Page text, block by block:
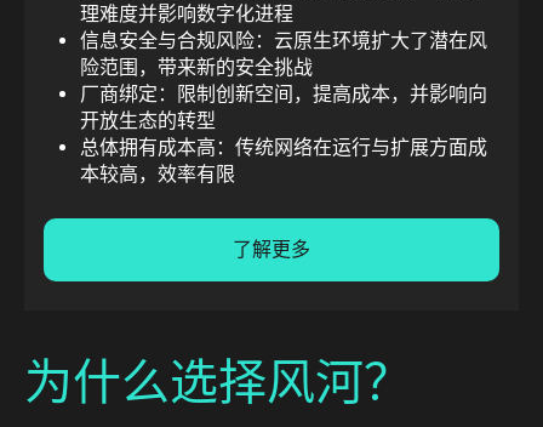
理难度并影响数字化进程
信息安全与合规风险：云原生环境扩大了潜在风
险范围，带来新的安全挑战
厂商绑定：限制创新空间，提高成本，并影响向
开放生态的转型
总体拥有成本高：传统网络在运行与扩展方面成
本较高，效率有限
了解更多
为什么选择风河？